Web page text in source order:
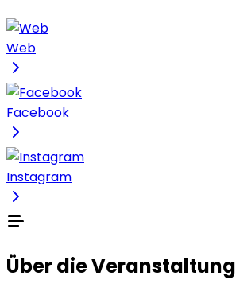
Web
Facebook
Instagram
Über die Veranstaltung